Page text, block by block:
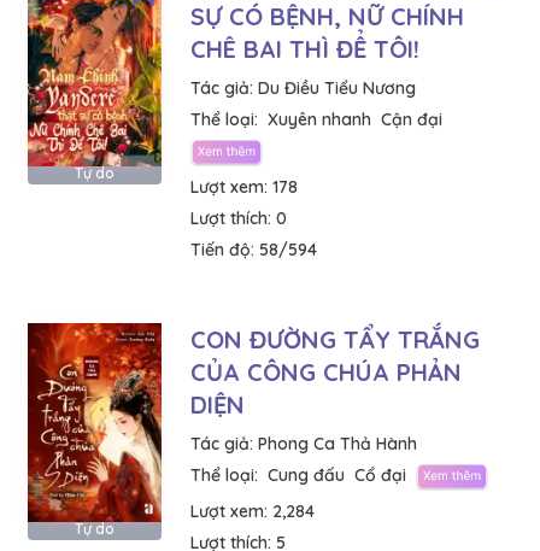
Tự do
SỰ CÓ BỆNH, NỮ CHÍNH
CHÊ BAI THÌ ĐỂ TÔI!
Tác giả: Du Điều Tiểu Nương
Thể loại: Xuyên nhanh Cận đại
Lượt xem: 178
Lượt thích: 0
Tiến độ: 58/594
Tự do
CON ĐƯỜNG TẨY TRẮNG
CỦA CÔNG CHÚA PHẢN
DIỆN
Tác giả: Phong Ca Thả Hành
Thể loại: Cung đấu Cổ đại
Lượt xem: 2,284
Lượt thích: 5